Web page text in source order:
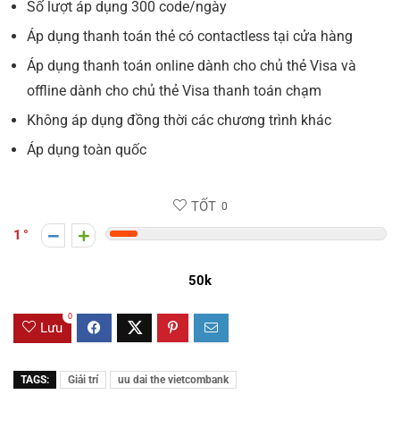
Số lượt áp dụng 300 code/ngày
Áp dụng thanh toán thẻ có contactless tại cửa hàng
Áp dụng thanh toán online dành cho chủ thẻ Visa và
offline dành cho chủ thẻ Visa thanh toán chạm
Không áp dụng đồng thời các chương trình khác
Áp dụng toàn quốc
TỐT 0
1
50k
Lưu
0
TAGS: Giải trí uu dai the vietcombank